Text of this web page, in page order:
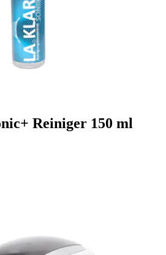
Reiniger 150 ml